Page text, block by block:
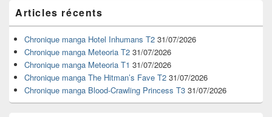
principale
de
widget
pour
barre
latérale
Articles récents
Chronique manga Hotel Inhumans T2 31/07/2026
Chronique manga Meteoria T2 31/07/2026
Chronique manga Meteoria T1 31/07/2026
Chronique manga The Hitman’s Fave T2 31/07/2026
Chronique manga Blood-Crawling Princess T3 31/07/2026